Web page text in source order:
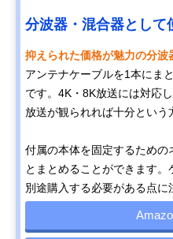
分波器・混合器として
抑えられた価格が魅力の分波
アンテナケーブルを1本にま
です。4K・8K放送には対応
放送が観られれば十分という
付属の本体を固定するための
とまとめることができます。
別途購入する必要がある点に